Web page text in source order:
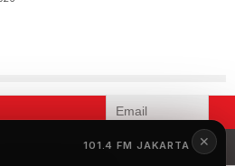
✕
101.4 FM JAKARTA